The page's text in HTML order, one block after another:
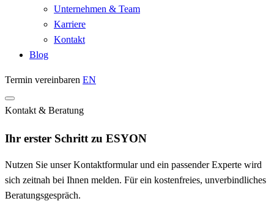
Unternehmen & Team
Karriere
Kontakt
Blog
Termin vereinbaren EN
Kontakt & Beratung
Ihr erster Schritt zu ESYON
Nutzen Sie unser Kontaktformular und ein passender Experte wird
sich zeitnah bei Ihnen melden. Für ein kostenfreies, unverbindliches
Beratungsgespräch.